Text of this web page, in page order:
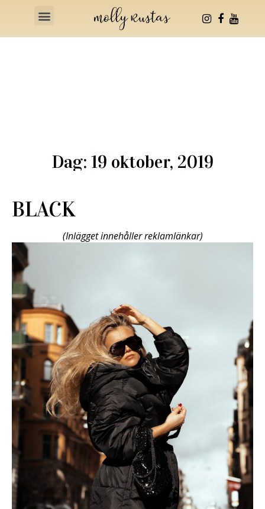
Dag: 19 oktober, 2019
BLACK
(Inlägget innehåller reklamlänkar)